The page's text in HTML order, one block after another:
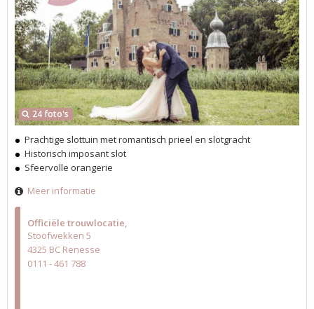
Officiële trouwlocatie
Stoofwekken 5
4325 BC Renesse
0111 - 461 788
24 foto's
Prachtige slottuin met romantisch prieel en slotgracht
Historisch imposant slot
Sfeervolle orangerie
Meer informatie